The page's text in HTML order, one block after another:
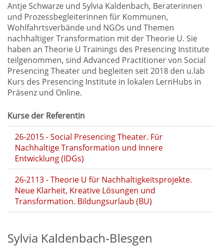
Antje Schwarze und Sylvia Kaldenbach, Beraterinnen
und Prozessbegleiterinnen für Kommunen,
Wohlfahrtsverbände und NGOs und Themen
nachhaltiger Transformation mit der Theorie U. Sie
haben an Theorie U Trainings des Presencing Institute
teilgenommen, sind Advanced Practitioner von Social
Presencing Theater und begleiten seit 2018 den u.lab
Kurs des Presencing Institute in lokalen LernHubs in
Präsenz und Online.
Kurse der Referentin
26-2015 - Social Presencing Theater. Für
Nachhaltige Transformation und Innere
Entwicklung (IDGs)
26-2113 - Theorie U für Nachhaltigkeitsprojekte.
Neue Klarheit, Kreative Lösungen und
Transformation. Bildungsurlaub (BU)
Sylvia Kaldenbach-Blesgen